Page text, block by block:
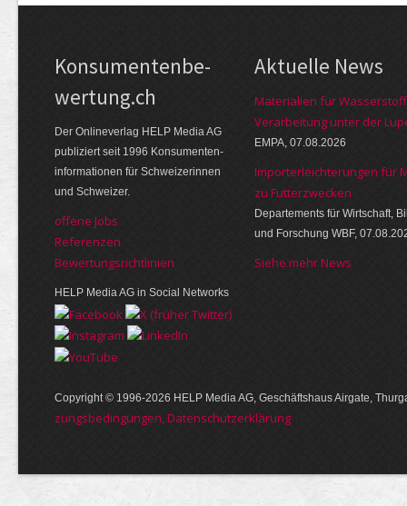
Kon­su­menten­be­
wer­tung.ch
Der Online­verlag HELP Media AG
publi­ziert seit 1996 Kon­su­menten­
infor­mationen für Schwei­zerinnen
und Schweizer.
offene Jobs
Referenzen
Bewer­tungs­richt­linien
HELP Media AG in Social Networks
Aktuelle News
Materialien für
Verarbeitung unter der
EMPA, 07.08.2026
Importerleichterungen für
zu Futterzwecken
Departements für Wirtschaft,
und Forschung WBF,
Siehe mehr News
Copyright © 1996-2026 HELP Media AG, Geschäftshaus Airgate,
zungs­bedin­gungen, Daten­schutz­er­klärung